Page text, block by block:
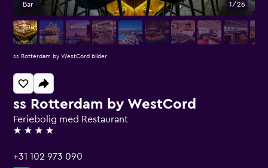
ss Rotterdam by WestCord
Feriebolig med Restaurant
4 stjerner
+31 102 973 090
Bar 1/26
ss Rotterdam by WestCord bilder